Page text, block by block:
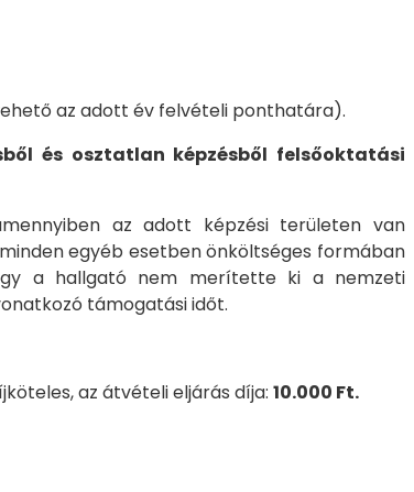
az adott év felvételi ponthatára).
és osztatlan képzésből felsőoktatási
az adott képzési területen van
egyéb esetben önköltséges formában
a hallgató nem merítette ki a nemzeti
támogatási időt.
az átvételi eljárás díja: 10.000 Ft.